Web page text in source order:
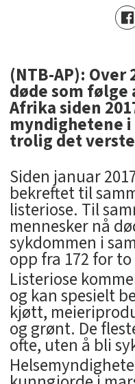
(NTB-AP):
døde som følge
Afrika siden
myndighetene
trolig det
Siden januar
bekreftet til
listeriose. Til
mennesker nå
sykdommen i
opp fra 172 for
Listeriose
og kan spesielt
kjøtt,
og grønt. De
ofte, uten å bli